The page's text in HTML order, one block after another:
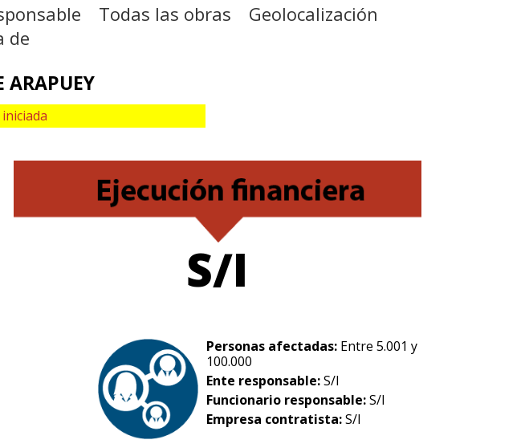
Todas las obras
Geolocalización
de
ARAPUEY
S/I
Personas afectadas: Entre 5.001 y
100.000
Ente responsable:S/I
Funcionario responsable:S/I
Empresa contratista:S/I